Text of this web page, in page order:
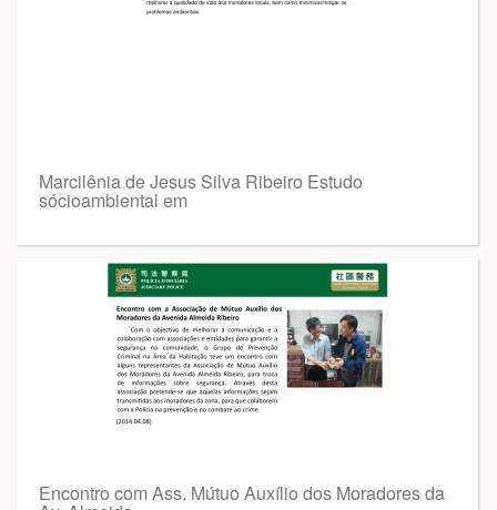
Marcilênia de Jesus Silva Ribeiro Estudo
sócioambiental em
Encontro com Ass. Mútuo Auxílio dos Moradores da